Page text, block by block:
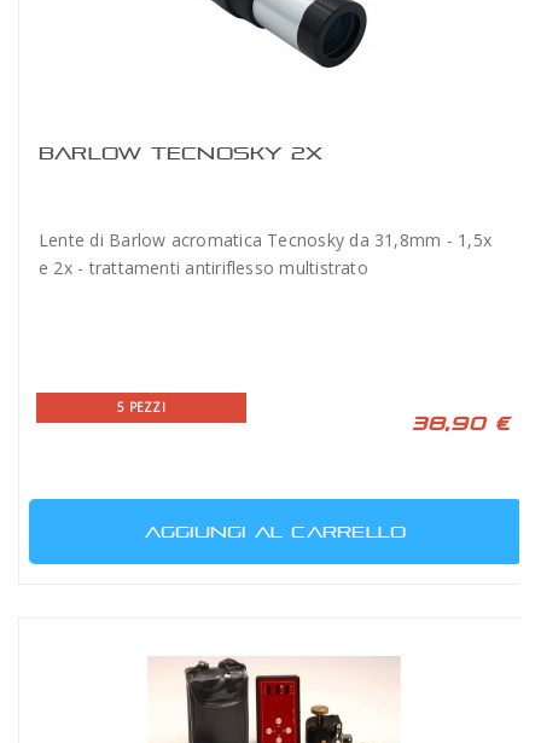
BARLOW TECNOSKY 2X
Lente di Barlow acromatica Tecnosky da 31,8mm - 1,5x
e 2x - trattamenti antiriflesso multistrato
5 PEZZI
38,90 €
AGGIUNGI AL CARRELLO